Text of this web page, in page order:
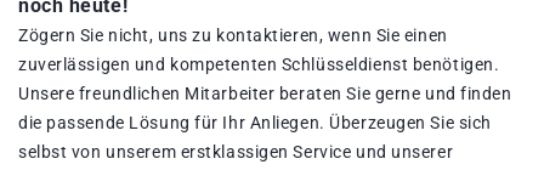
noch heute!
Zögern Sie nicht, uns zu kontaktieren, wenn Sie einen
zuverlässigen und kompetenten Schlüsseldienst benötigen.
Unsere freundlichen Mitarbeiter beraten Sie gerne und finden
die passende Lösung für Ihr Anliegen. Überzeugen Sie sich
selbst von unserem erstklassigen Service und unserer